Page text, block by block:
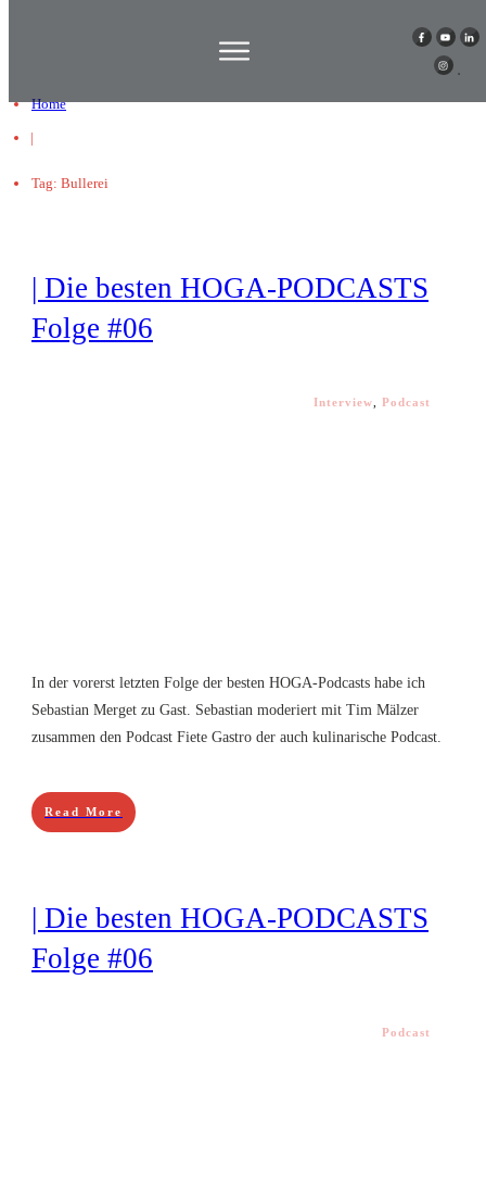
Home
|
Tag: Bullerei
| Die besten HOGA-PODCASTS
Folge #06
Interview Podcast
In der vorerst letzten Folge der besten HOGA-Podcasts habe ich
Sebastian Merget zu Gast. Sebastian moderiert mit Tim Mälzer
zusammen den Podcast Fiete Gastro der auch kulinarische Podcast.
Read More
| Die besten HOGA-PODCASTS
Folge #06
Podcast